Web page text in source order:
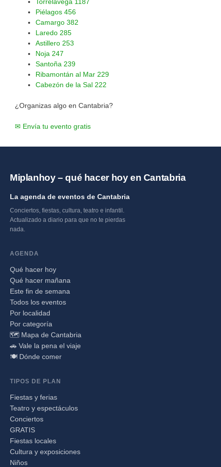
Piélagos 456
Camargo 382
Laredo 285
Astillero 253
Noja 247
Santoña 239
Ribamontán al Mar 229
Cabezón de la Sal 222
¿Organizas algo en Cantabria?
✉ Envía tu evento gratis
Miplanhoy – qué hacer hoy en Cantabria
La agenda de eventos de Cantabria
Conciertos, fiestas, cultura, teatro e infantil.
Actualizado a diario para que no te pierdas
nada.
AGENDA
Qué hacer hoy
Qué hacer mañana
Este fin de semana
Todos los eventos
Por localidad
Por categoría
🗺️ Mapa de Cantabria
🚗 Vale la pena el viaje
🍽️ Dónde comer
TIPOS DE PLAN
Fiestas y ferias
Teatro y espectáculos
Conciertos
GRATIS
Fiestas locales
Cultura y exposiciones
Niños